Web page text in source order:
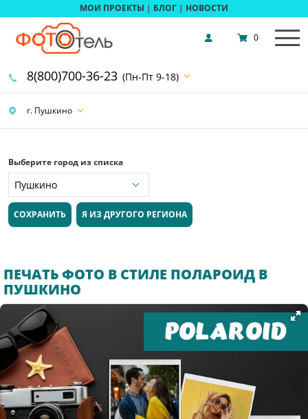
МОИ ПРОЕКТЫ | БЛОГ | НОВОСТИ
г. Пушкино
8(800)700-36-23 (Пн-Пт 9-18)
0
Выберите город из списка
СОХРАНИТЬ Я ИЗ ДРУГОГО РЕГИОНА
ПЕЧАТЬ ФОТО В СТИЛЕ ПОЛАРОИД В
ПУШКИНО